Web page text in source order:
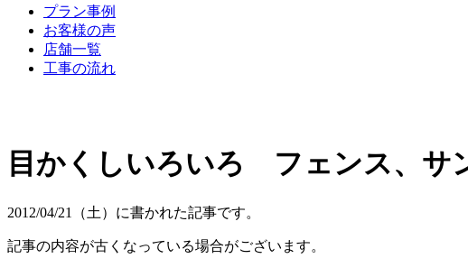
プラン事例
お客様の声
店舗一覧
工事の流れ
目かくしいろいろ フェンス、サ
2012/04/21（土）に書かれた記事です。
記事の内容が古くなっている場合がございます。